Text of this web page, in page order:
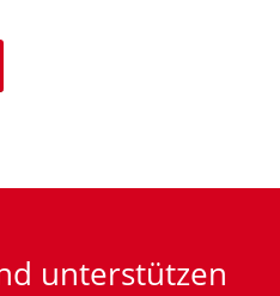
unterstützen